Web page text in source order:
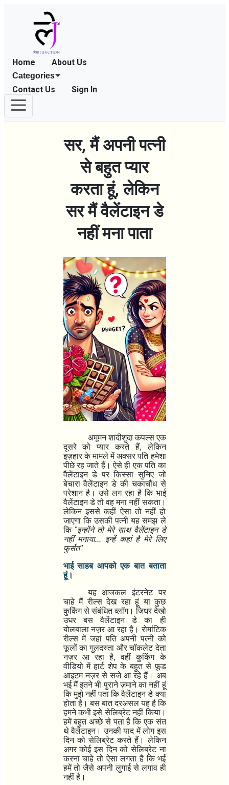
Home About Us
Categories
Contact Us Sign In
सर, मैं अपनी पत्नी
से बहुत प्यार
करता हूं, लेकिन
सर मैं वैलेंटाइन डे
नहीं मना पाता
अमूमन शादीशुदा कपल्स एक
दूसरे को प्यार करते हैं,लेकिन
इज़हार के मामले में अक्सर पति हमेशा
पीछे रह जाते हैं। ऐसे ही एक पति का
वैलेंटाइन डे पर किस्सा सुनिए जो
बेचारा वैलेंटाइन डे की चकाचौंध से
परेशान है। उसे लग रहा है कि भाई
वैलेंटाइन डे तो वह मना नहीं सकता।
लेकिन इससे कहीं ऐसा तो नहीं हो
जाएगा कि उसकी पत्नी यह समझ ले
कि "इन्होंने तो मेरे साथ वैलेंटाइन डे
नहीं मनाया... इन्हें कहां है मेरे लिए
फुर्सत"
भाई साहब आपको एक बात बताता
हूं।
यह आजकल इंटरनेट पर
चाहे मैं रील्स देख रहा हूं या कुछ
कुकिंग से संबंधित व्लॉग। जिधर देखो
उधर बस वैलेंटाइन डे का ही
बोलबाला नज़र आ रहा है। रोमांटिक
रील्स में जहां पति अपनी पत्नी को
फूलों का गुलदस्ता और चॉकलेट देता
नज़र आ रहा है,वहीं कुकिंग के
वीडियो में हार्ट शेप के बहुत से फूड
आइटम नज़र से सजे आ रहे हैं। अब
भई मैं इतने भी पुराने ज़माने का नहीं हूं
कि मुझे नहीं पता कि वैलेंटाइन डे क्या
होता है। बस बात दरअसल यह है कि
हमने कभी इसे सेलिब्रेट नहीं किया।
हमें बहुत अच्छे से पता है कि एक संत
थे वैलेंटाइन। उनकी याद में लोग इस
दिन को सेलिब्रेट करते हैं। लेकिन
अगर कोई इस दिन को सेलिब्रेट ना
करना चाहे तो ऐसा लगता है कि भई
हमें तो जैसे अपनी लुगाई से लगाव ही
नहीं है।